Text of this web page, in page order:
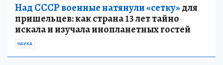
Над СССР военные натянули «сетку»для
пришельцев: как страна 13 лет тайно
искала и изучала инопланетных гостей
НАУКА